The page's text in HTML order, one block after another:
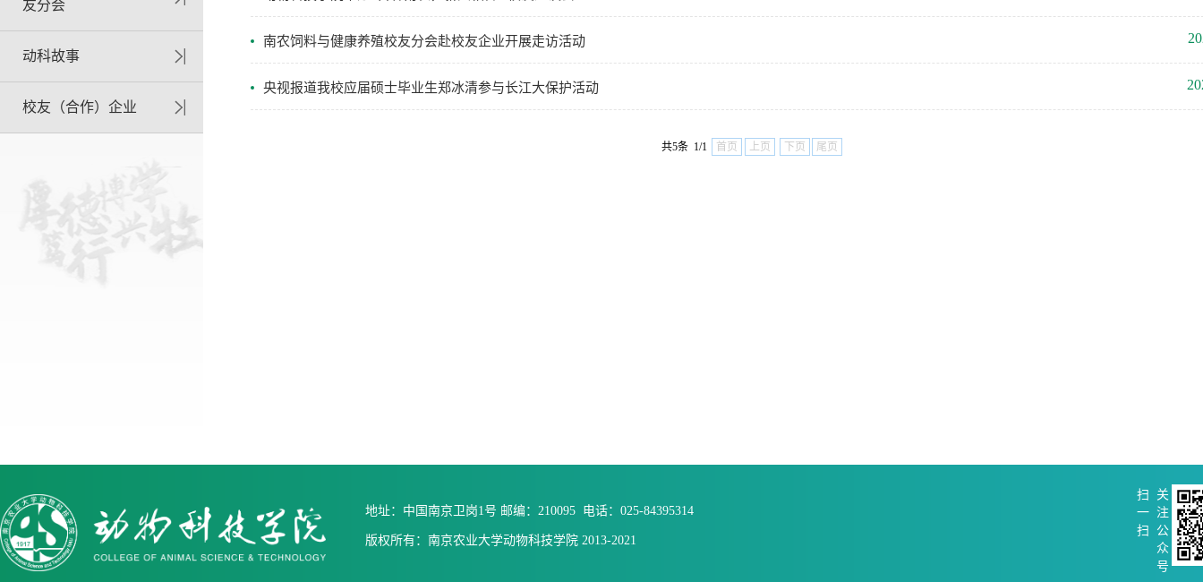
友分会
动科故事
校友（合作）企业
南农饲料与健康养殖校友分会赴校友企业开展走访活动
央视报道我校应届硕士毕业生郑冰清参与长江大保护活动
共5条 1/1 首页 上页 下页 尾页
地址：中国南京卫岗1号 邮编：210095 电话：025-84395314
版权所有：南京农业大学动物科技学院 2013-2021
扫
一
扫
关
注
公
众
号